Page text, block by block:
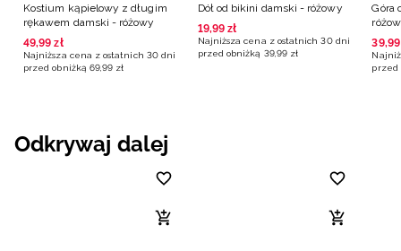
Kostium kąpielowy z długim
rękawem damski - różowy
49,99 zł
Najniższa cena z ostatnich 30 dni
przed obniżką 69,99 zł
Dół od bikini damski - różowy
19,99 zł
Najniższa cena z ostatnich 30 dni
przed obniżką 39,99 zł
Góra
39,99
przed
Odkrywaj dalej